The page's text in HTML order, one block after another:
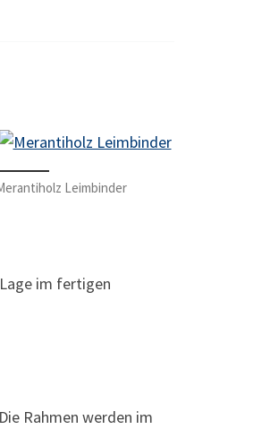
Leimbinder
im fertigen
Rahmen werden im